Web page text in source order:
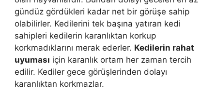
gündüz gördükleri kadar net bir görüşe sahip
olabilirler. Kedilerini tek başına yatıran kedi
sahipleri kedilerin karanlıktan korkup
korkmadıklarını merak ederler. Kedilerin rahat
uyuması için karanlık ortam her zaman tercih
edilir. Kediler gece görüşlerinden dolayı
karanlıktan korkmazlar.